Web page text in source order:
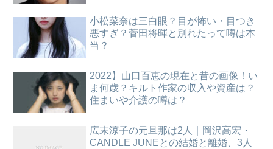
小松菜奈は三白眼？目が怖い・目つき
悪すぎ？菅田将暉と別れたって噂は本
当？
2022】山口百恵の現在と昔の画像！い
ま何歳？キルト作家の収入や資産は？
住まいや介護の噂は？
広末涼子の元旦那は2人｜岡沢高宏・
CANDLE JUNEとの結婚と離婚、3人